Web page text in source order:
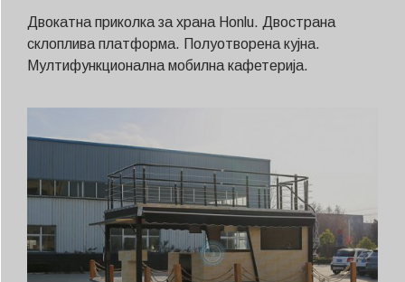
Двокатна приколка за храна Honlu. Двострана
склоплива платформа. Полуотворена кујна.
Мултифункционална мобилна кафетерија.